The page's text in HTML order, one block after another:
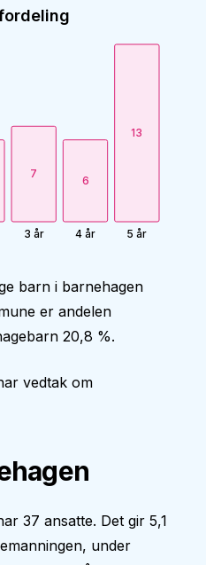
7
3 år
6
4 år
13
5 år
barn i barnehagen
er andelen
20,8 %.
vedtak om
37 ansatte. Det gir 5,1
under